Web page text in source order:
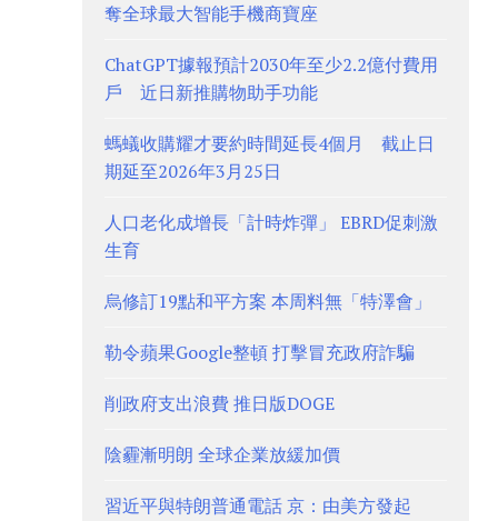
奪全球最大智能手機商寶座
ChatGPT據報預計2030年至少2.2億付費用
戶 近日新推購物助手功能
螞蟻收購耀才要約時間延長4個月 截止日
期延至2026年3月25日
人口老化成增長「計時炸彈」 EBRD促刺激
生育
烏修訂19點和平方案 本周料無「特澤會」
勒令蘋果Google整頓 打擊冒充政府詐騙
削政府支出浪費 推日版DOGE
陰霾漸明朗 全球企業放緩加價
習近平與特朗普通電話 京：由美方發起